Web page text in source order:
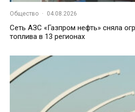
Общество · 04.08.2026
Сеть АЗС «Газпром нефть» сняла
топлива в 13 регионах